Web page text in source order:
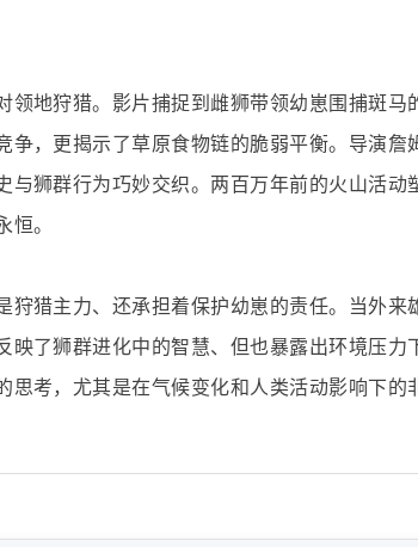
地狩猎。影片捕捉到雌狮带领幼崽围捕斑马
，更揭示了草原食物链的脆弱平衡。导演詹
狮群行为巧妙交织。两百万年前的火山活动
恒。
猎主力、还承担着保护幼崽的责任。当外来
了狮群进化中的智慧、但也暴露出环境压力
考，尤其是在气候变化和人类活动影响下的